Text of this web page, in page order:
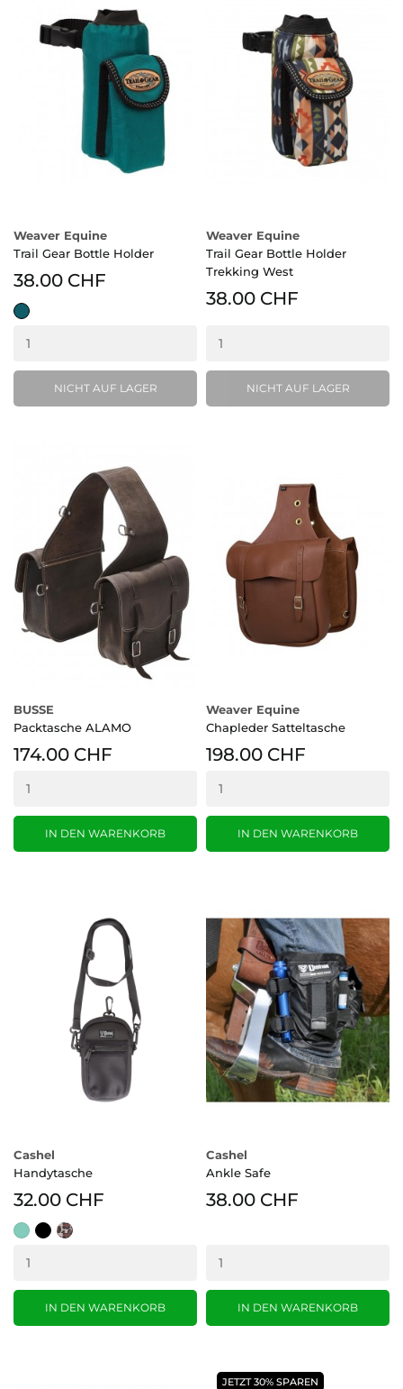
Weaver Equine
Trail Gear Bottle Holder
38.00 CHF
Teal
NICHT AUF LAGER
Weaver Equine
Trail Gear Bottle Holder
Trekking West
38.00 CHF
NICHT AUF LAGER
BUSSE
Packtasche ALAMO
174.00 CHF
IN DEN WARENKORB
Weaver Equine
Chapleder Satteltasche
198.00 CHF
IN DEN WARENKORB
Cashel
Handytasche
32.00 CHF
Mint
(MT)
schwarzleopard
IN DEN WARENKORB
Cashel
Ankle Safe
38.00 CHF
IN DEN WARENKORB
JETZT 30% SPAREN